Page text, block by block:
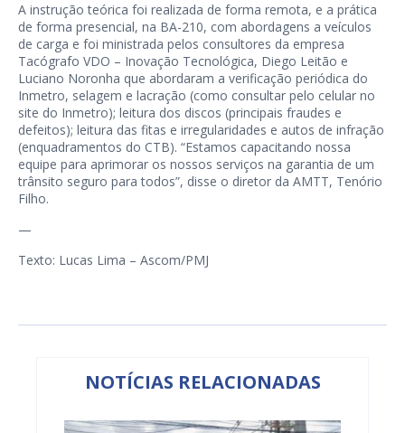
A instrução teórica foi realizada de forma remota, e a prática
de forma presencial, na BA-210, com abordagens a veículos
de carga e foi ministrada pelos consultores da empresa
Tacógrafo VDO – Inovação Tecnológica, Diego Leitão e
Luciano Noronha que abordaram a verificação periódica do
Inmetro, selagem e lacração (como consultar pelo celular no
site do Inmetro); leitura dos discos (principais fraudes e
defeitos); leitura das fitas e irregularidades e autos de infração
(enquadramentos do CTB). “Estamos capacitando nossa
equipe para aprimorar os nossos serviços na garantia de um
trânsito seguro para todos”, disse o diretor da AMTT, Tenório
Filho.
—
Texto: Lucas Lima – Ascom/PMJ
NOTÍCIAS RELACIONADAS